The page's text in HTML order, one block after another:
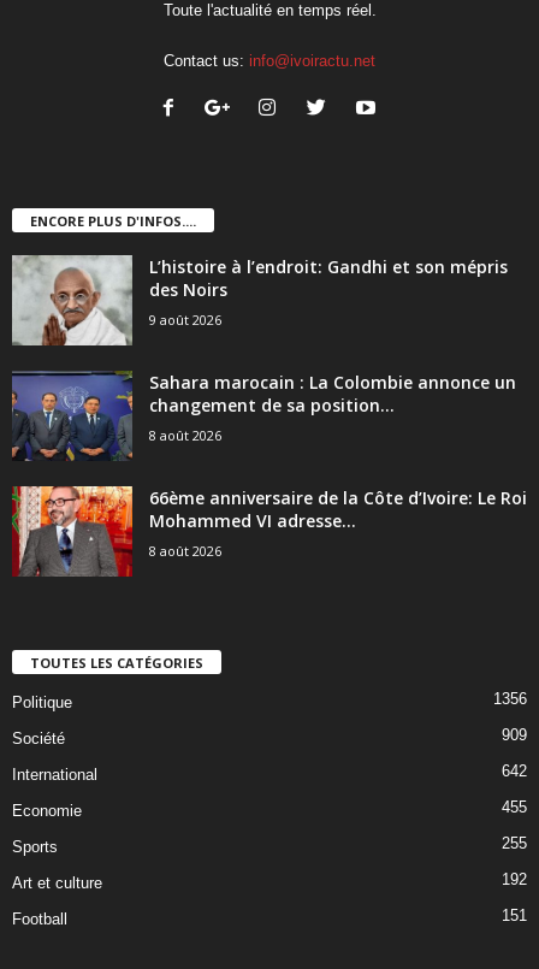
Toute l'actualité en temps réel.
Contact us: info@ivoiractu.net
ENCORE PLUS D'INFOS....
L’histoire à l’endroit: Gandhi et son mépris
des Noirs
9 août 2026
Sahara marocain : La Colombie annonce un
changement de sa position...
8 août 2026
66ème anniversaire de la Côte d’Ivoire: Le Roi
Mohammed VI adresse...
8 août 2026
TOUTES LES CATÉGORIES
Politique 1356
Société 909
International 642
Economie 455
Sports 255
Art et culture 192
Football 151